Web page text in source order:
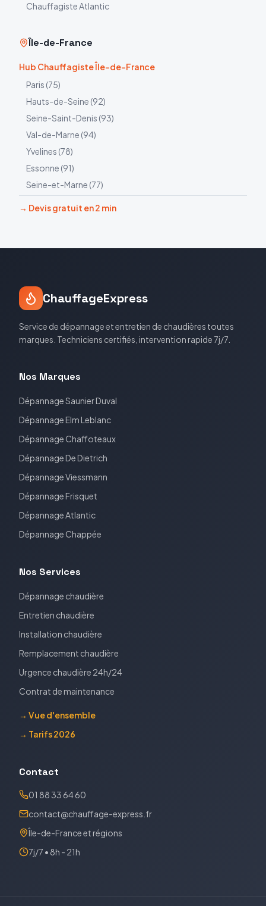
ChauffagisteAtlantic
Île-de-France
Hub Chauffagiste Île-de-France
Paris (75)
Hauts-de-Seine (92)
Seine-Saint-Denis (93)
Val-de-Marne (94)
Yvelines (78)
Essonne (91)
Seine-et-Marne (77)
→ Devis gratuit en 2 min
ChauffageExpress
Service de dépannage et entretien de chaudières toutes
marques. Techniciens certifiés, intervention rapide 7j/7.
Nos Marques
DépannageSaunier Duval
DépannageElm Leblanc
Dépannage Chaffoteaux
DépannageDe Dietrich
DépannageViessmann
DépannageFrisquet
DépannageAtlantic
Dépannage Chappée
Nos Services
Dépannage chaudière
Entretien chaudière
Installation chaudière
Remplacement chaudière
Urgence chaudière 24h/24
Contrat de maintenance
→ Vue d'ensemble
→ Tarifs 2026
Contact
01 88 33 64 60
contact@chauffage-express.fr
Île-de-France et régions
7j/7 • 8h - 21h